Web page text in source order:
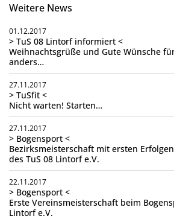
Weitere News
01.12.2017
> TuS 08 Lintorf informiert <
Weihnachtsgrüße und Gute Wünsche
anders…
27.11.2017
> TuSfit <
Nicht warten! Starten…
27.11.2017
> Bogensport <
Bezirksmeisterschaft mit ersten
des TuS 08 Lintorf e.V.
22.11.2017
> Bogensport <
Erste Vereinsmeisterschaft beim
Lintorf e.V.